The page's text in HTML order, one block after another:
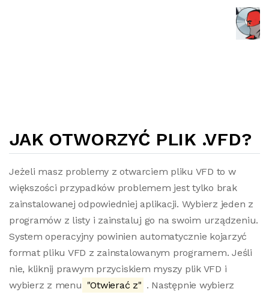
JAK OTWORZYĆ PLIK .VFD?
Jeżeli masz problemy z otwarciem pliku VFD to w
większości przypadków problemem jest tylko brak
zainstalowanej odpowiedniej aplikacji. Wybierz jeden z
programów z listy i zainstaluj go na swoim urządzeniu.
System operacyjny powinien automatycznie kojarzyć
format pliku VFD z zainstalowanym programem. Jeśli
nie, kliknij prawym przyciskiem myszy plik VFD i
wybierz z menu "Otwierać z" . Następnie wybierz